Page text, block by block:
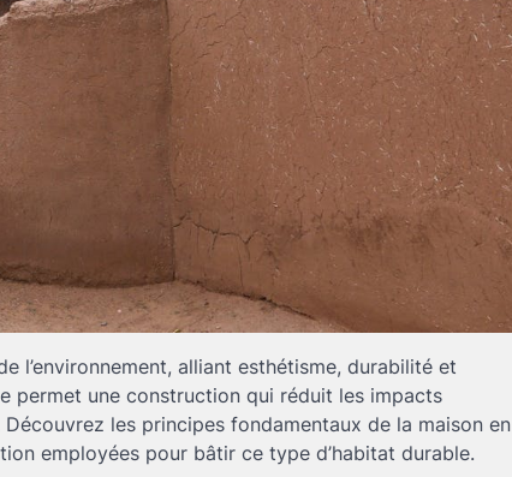
l’environnement, alliant esthétisme, durabilité et
permet une construction qui réduit les impacts
les principes fondamentaux de la maison en
employées pour bâtir ce type d’habitat durable.